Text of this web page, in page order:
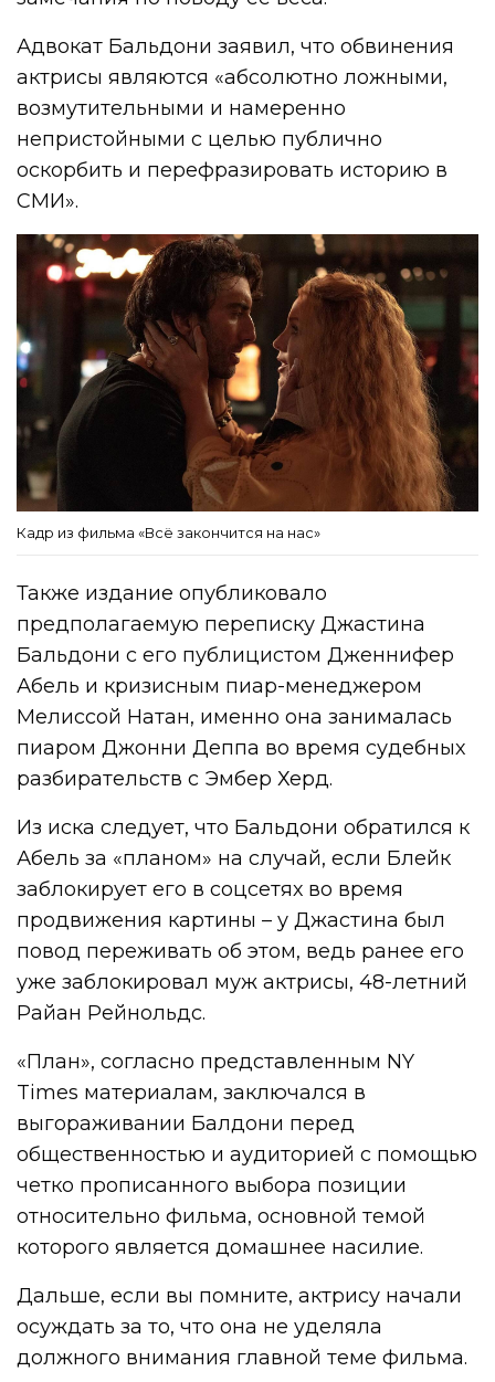
Адвокат Бальдони заявил, что обвинения
актрисы являются «абсолютно ложными,
возмутительными и намеренно
непристойными с целью публично
оскорбить и перефразировать историю в
СМИ».
Кадр из фильма «Всё закончится на нас»
Также издание опубликовало
предполагаемую переписку Джастина
Бальдони с его публицистом Дженнифер
Абель и кризисным пиар-менеджером
Мелиссой Натан, именно она занималась
пиаром Джонни Деппа во время судебных
разбирательств с Эмбер Херд.
Из иска следует, что Бальдони обратился к
Абель за «планом» на случай, если Блейк
заблокирует его в соцсетях во время
продвижения картины – у Джастина был
повод переживать об этом, ведь ранее его
уже заблокировал муж актрисы, 48-летний
Райан Рейнольдс.
«План», согласно представленным NY
Times материалам, заключался в
выгораживании Балдони перед
общественностью и аудиторией с помощью
четко прописанного выбора позиции
относительно фильма, основной темой
которого является домашнее насилие.
Дальше, если вы помните, актрису начали
осуждать за то, что она не уделяла
должного внимания главной теме фильма.